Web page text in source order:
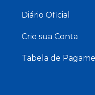
Diário Oficial
Crie sua Conta
Tabela de